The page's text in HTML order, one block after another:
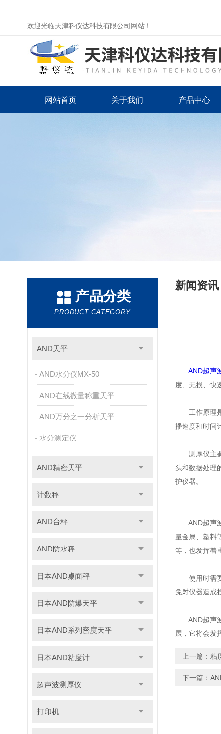
欢迎光临天津科仪达科技有限公司网站！
网站首页 关于我们 产品中心
产品分类
PRODUCT CATEGORY
AND天平
AND水分仪MX-50
AND在线微量称重天平
AND万分之一分析天平
水分测定仪
AND精密天平
计数秤
AND台秤
AND防水秤
日本AND桌面秤
日本AND防爆天平
日本AND系列密度天平
日本AND粘度计
超声波测厚仪
打印机
新闻资讯
AND超声
度、无损、快
工作原理是
播速度和时间
测厚仪主要
头和数据处理
护仪器。
AND超声波
量金属、塑料
等，也发挥着
使用时需要
免对仪器造成
AND超声波
展，它将会发
上一篇： 粘
下一篇：